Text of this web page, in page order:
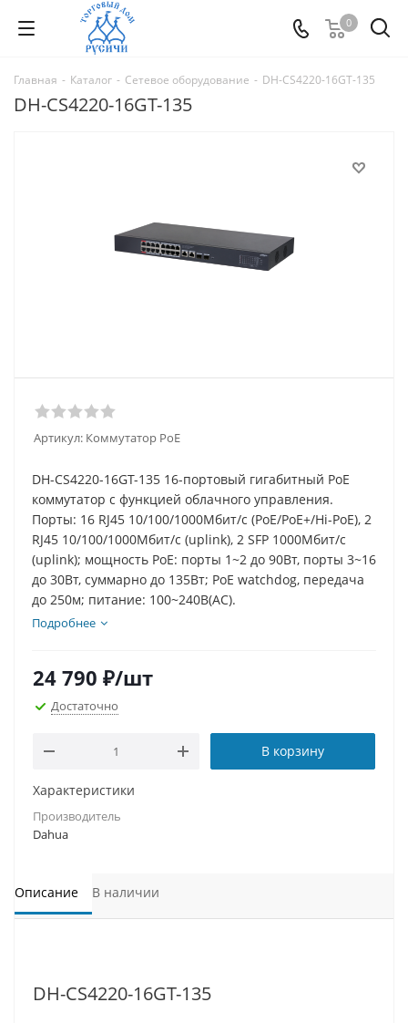
0
Главная - Каталог - Сетевое оборудование - DH-CS4220-16GT-135
DH-CS4220-16GT-135
Артикул: Коммутатор PoE
DH-CS4220-16GT-135 16-портовый гигабитный PoE
коммутатор с функцией облачного управления.
Порты: 16 RJ45 10/100/1000Мбит/с (PoE/PoE+/Hi-PoE), 2
RJ45 10/100/1000Мбит/с (uplink), 2 SFP 1000Мбит/с
(uplink); мощность PoE: порты 1~2 до 90Вт, порты 3~16
до 30Вт, суммарно до 135Вт; PoE watchdog, передача
до 250м; питание: 100~240В(AC).
Подробнее
24 790 ₽/шт
Достаточно
В корзину
Характеристики
Производитель
Dahua
Описание В наличии
DH-CS4220-16GT-135